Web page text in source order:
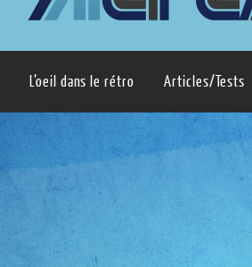
L’oeil dans le rétro Articles/Tests